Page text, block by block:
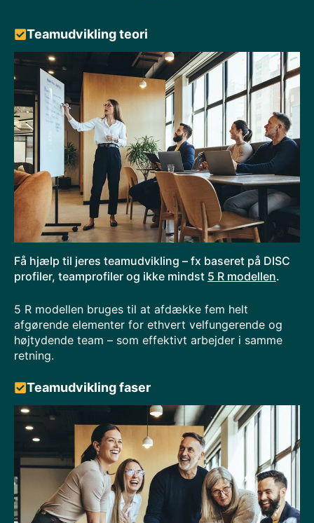
Teamudvikling teori
Få hjælp til jeres teamudvikling – fx baseret på DISC
profiler, teamprofiler og ikke mindst 5 R modellen.
5 R modellen bruges til at afdække fem helt
afgørende elementer for ethvert velfungerende og
højtydende team – som effektivt arbejder i samme
retning.
Teamudvikling faser